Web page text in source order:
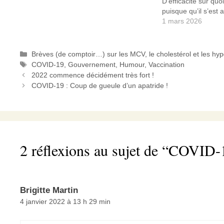
puisque qu’il s’est
merveilleux vaccin
1 mars 2026
Catégories
Brèves (de comptoir…) sur les MCV, le cholestérol et les
Étiquettes
COVID-19,Gouvernement, Humour,Vaccination
2022 commence décidément très fort !
COVID-19 : Coup de gueule d’un apatride !
2 réflexions au sujet de
Brigitte Martin
4 janvier 2022 à 13 h 29 min